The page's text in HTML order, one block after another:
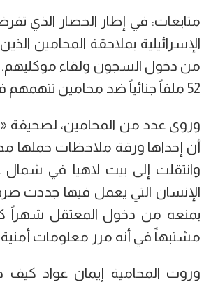
متابعات: في إطار الحصار الذي
الإسرائيلية بملاحقة المحامين
52 ملفاً جنائياً ضد محامين تتهمهم فيها بتمرير معلومات ورسائل ممنوعة إلى الأسرى.
وروى عدد من المحامين،
أن إحداها ورقة ملاحظات حملها
وانتقلت إلى بيت لاهيا في شمال
الإنسان التي يعمل فيها جددت
بمنعه من دخول المعتقل شهراً
مشتبهاً في أنه مرر معلومات أمنية
وروت المحامية إيمان عواد كيف